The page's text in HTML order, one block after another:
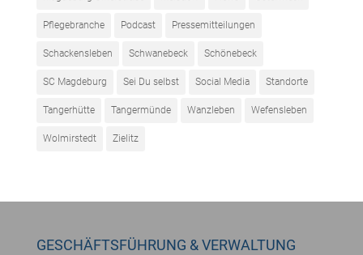
Pflegebranche Podcast Pressemitteilungen
Schackensleben Schwanebeck Schönebeck
SC Magdeburg Sei Du selbst Social Media Standorte
Tangerhütte Tangermünde Wanzleben Wefensleben
Wolmirstedt Zielitz
GESCHÄFTSFÜHRUNG & VERWALTUNG